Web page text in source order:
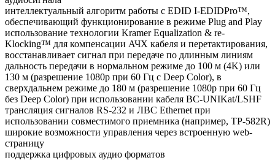
интеллектуальный алгоритм работы с EDID I-EDIDPro™,
обеспечивающий функционирование в режиме Plug and Play
использование технологии Kramer Equalization & re-
Klocking™ для компенсации АЧХ кабеля и перетактирования,
восстанавливает сигнал при передаче по длинным линиям
дальность передачи в нормальном режиме до 100 м (4K) или
130 м (разрешение 1080p при 60 Гц с Deep Color), в
сверхдальнем режиме до 180 м (разрешение 1080p при 60 Гц
без Deep Color) при использовании кабеля BC-UNIKat/LSHF
трансляция сигналов RS-232 и ЛВС Ethernet при
использовании совместимого приемника (например, TP-582R)
широкие возможности управления через встроенную web-
страницу
поддержка цифровых аудио форматов